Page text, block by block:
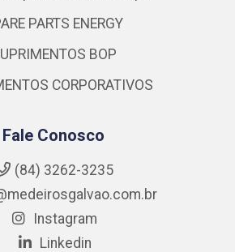
PARTS ENERGY
BOP
CORPORATIVOS
Fale Conosco
(84) 3262-3235
Instagram
Linkedin